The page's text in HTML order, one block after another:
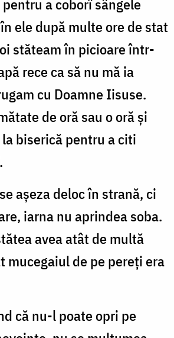
a coborî sângele
ele după multe ore de stat
stăteam în picioare într-
rece ca să nu mă ia
cu Doamne Iisuse.
de oră sau o oră și
biserică pentru a citi
așeza deloc în strană, ci
iarna nu aprindea soba.
avea atât de multă
mucegaiul de pe pereți era
că nu-l poate opri pe